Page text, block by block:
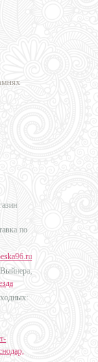
по